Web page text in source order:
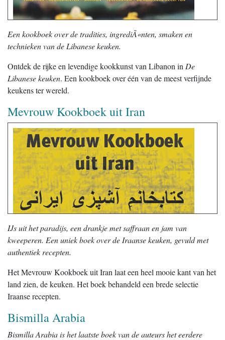
Een kookboek over de tradities, ingrediÃ«nten, smaken en
technieken van de Libanese keuken.
Ontdek de rijke en levendige kookkunst van Libanon in De
Libanese keuken. Een kookboek over één van de meest verfijnde
keukens ter wereld.
Mevrouw Kookboek uit Iran
IJs uit het paradijs, een drankje met saffraan en jam van
kweeperen. Een uniek boek over de Iraanse keuken, gevuld met
authentiek recepten.
Het Mevrouw Kookboek uit Iran laat een heel mooie kant van het
land zien, de keuken. Het boek behandeld een brede selectie
Iraanse recepten.
Bismilla Arabia
Bismilla Arabia is het laatste boek van de auteurs het eerdere